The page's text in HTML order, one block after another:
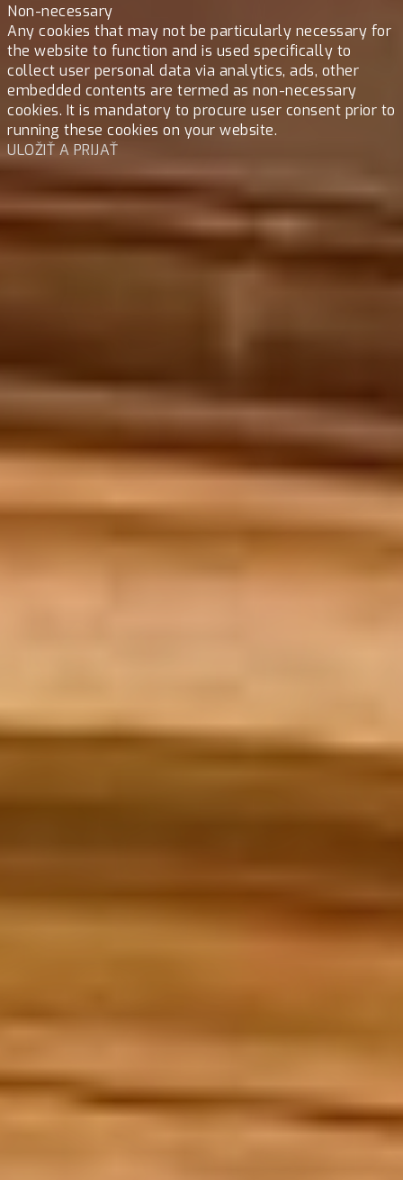
Non-necessary
Any cookies that may not be particularly necessary for
the website to function and is used specifically to
collect user personal data via analytics, ads, other
embedded contents are termed as non-necessary
cookies. It is mandatory to procure user consent prior to
running these cookies on your website.
ULOŽIŤ A PRIJAŤ